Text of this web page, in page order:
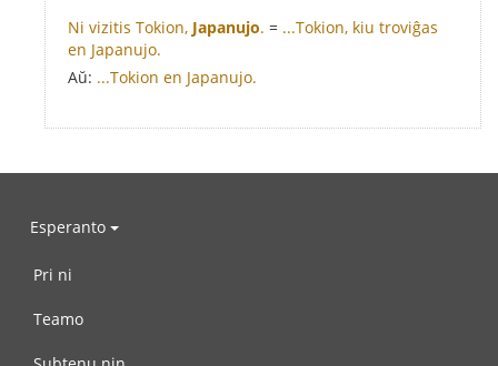
Ni vizitis Tokion, Japanujo. = ...Tokion, kiu troviĝas
en Japanujo.
Aŭ: ...Tokion en Japanujo.
Esperanto
Pri ni
Teamo